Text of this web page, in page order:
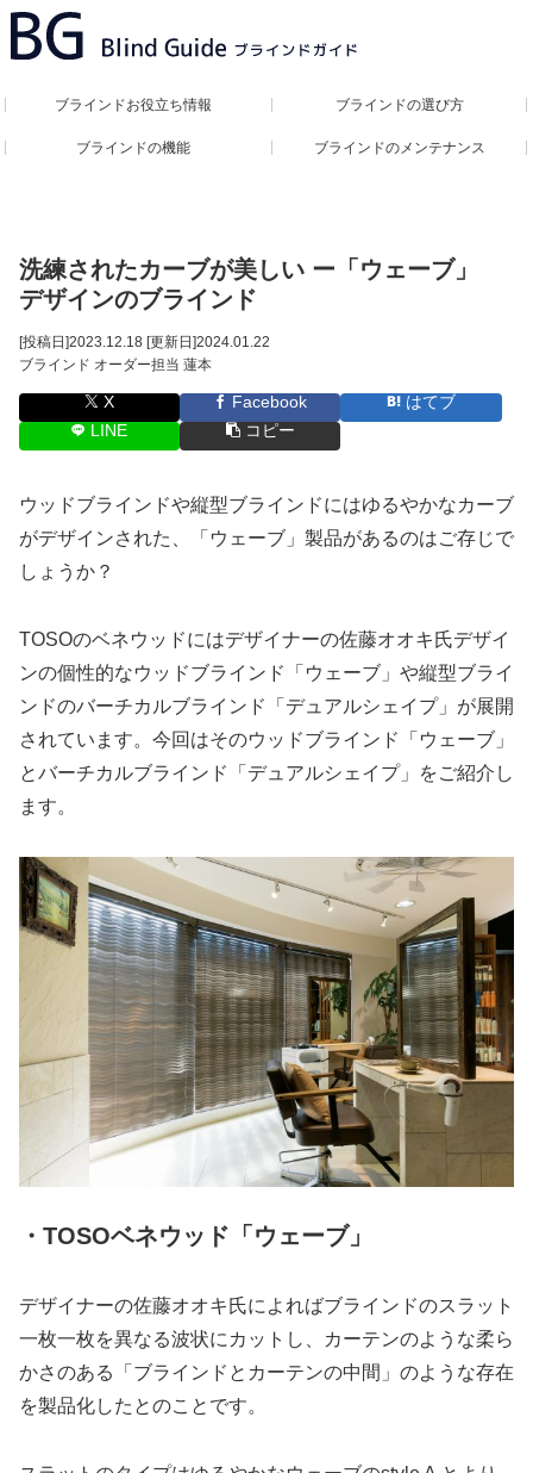
ブラインドお役立ち情報 ブラインドの選び方
ブラインドの機能 ブラインドのメンテナンス
洗練されたカーブが美しい ー「ウェーブ」
デザインのブラインド
[投稿日]2023.12.18 [更新日]2024.01.22
ブラインド オーダー担当 蓮本
X Facebook
はてブ
LINE
コピー
ウッドブラインドや縦型ブラインドにはゆるやかなカーブ
がデザインされた、「ウェーブ」製品があるのはご存じで
しょうか？
TOSOのベネウッドにはデザイナーの佐藤オオキ氏デザイ
ンの個性的なウッドブラインド「ウェーブ」や縦型ブライ
ンドのバーチカルブラインド「デュアルシェイプ」が展開
されています。今回はそのウッドブラインド「ウェーブ」
とバーチカルブラインド「デュアルシェイプ」をご紹介し
ます。
・TOSOベネウッド「ウェーブ」
デザイナーの佐藤オオキ氏によればブラインドのスラット
一枚一枚を異なる波状にカットし、カーテンのような柔ら
かさのある「ブラインドとカーテンの中間」のような存在
を製品化したとのことです。